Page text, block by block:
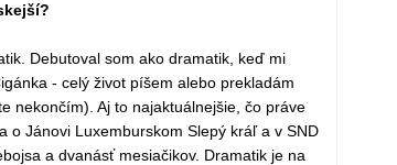
Debutoval som ako dramatik, keď mi
- celý život píšem alebo prekladám
nekončím). Aj to najaktuálnejšie, čo práve
o Jánovi Luxemburskom Slepý kráľ a v SND
a dvanásť mesiačikov. Dramatik je na